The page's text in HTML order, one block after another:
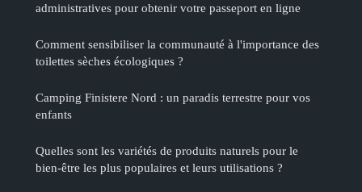
administratives pour obtenir votre passeport en ligne
Comment sensibiliser la communauté à l'importance des
toilettes sèches écologiques ?
Camping Finistere Nord : un paradis terrestre pour vos
enfants
Quelles sont les variétés de produits naturels pour le
bien-être les plus populaires et leurs utilisations ?